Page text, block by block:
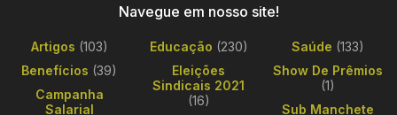
Navegue em nosso site!
Artigos (103)
Benefícios (39)
Campanha
Salarial
Educação (230)
Eleições
Sindicais 2021
(16)
Saúde (133)
Show De Prêmios
(1)
Sub Manchete